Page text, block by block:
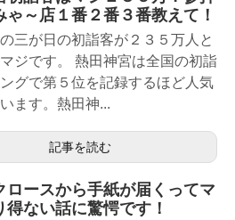
ゃ～店１番２番３番教えて！
三が日の初詣客が２３５万人と
ジです。 熱田神宮は全国の初詣
グで第５位を記録するほど人気
ます。熱田神...
記事を読む
ロースから手紙が届くってマ
得ない話に驚愕です！